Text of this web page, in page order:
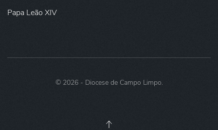
Papa Leão XIV
© 2026- Diocese de Campo Limpo.